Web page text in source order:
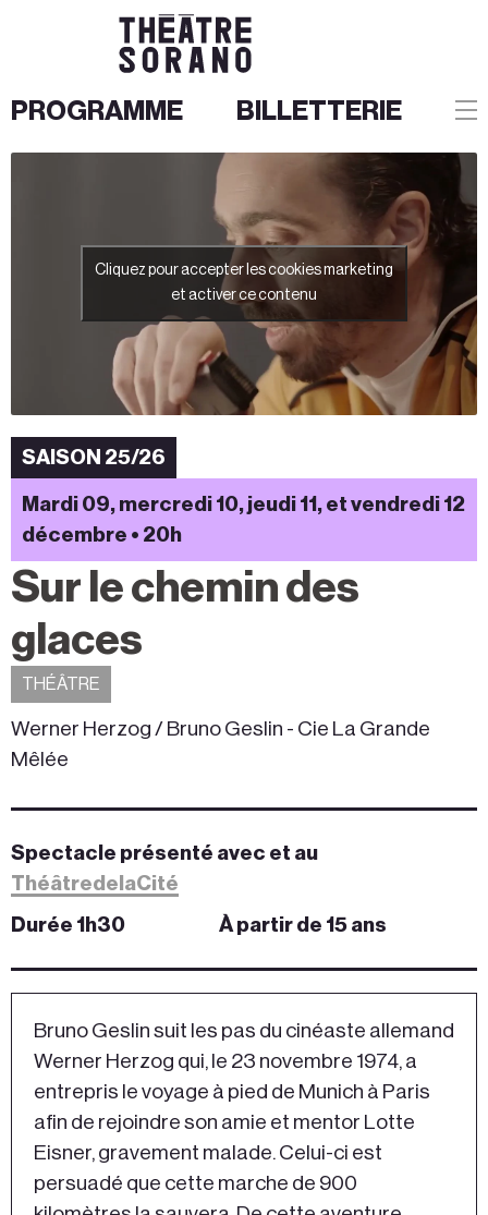
PROGRAMME BILLETTERIE
Cliquez pour accepter les cookies marketing
et activer ce contenu
SAISON 25/26
Mardi 09, mercredi 10, jeudi 11, et vendredi 12
décembre • 20h
Sur le chemin des
glaces
THÉÂTRE
Werner Herzog / Bruno Geslin - Cie La Grande
Mêlée
Spectacle présenté avec et au
ThéâtredelaCité
Durée 1h30
À partir de 15 ans
Bruno Geslin suit les pas du cinéaste allemand
Werner Herzog qui, le 23 novembre 1974, a
entrepris le voyage à pied de Munich à Paris
afin de rejoindre son amie et mentor Lotte
Eisner, gravement malade. Celui-ci est
persuadé que cette marche de 900